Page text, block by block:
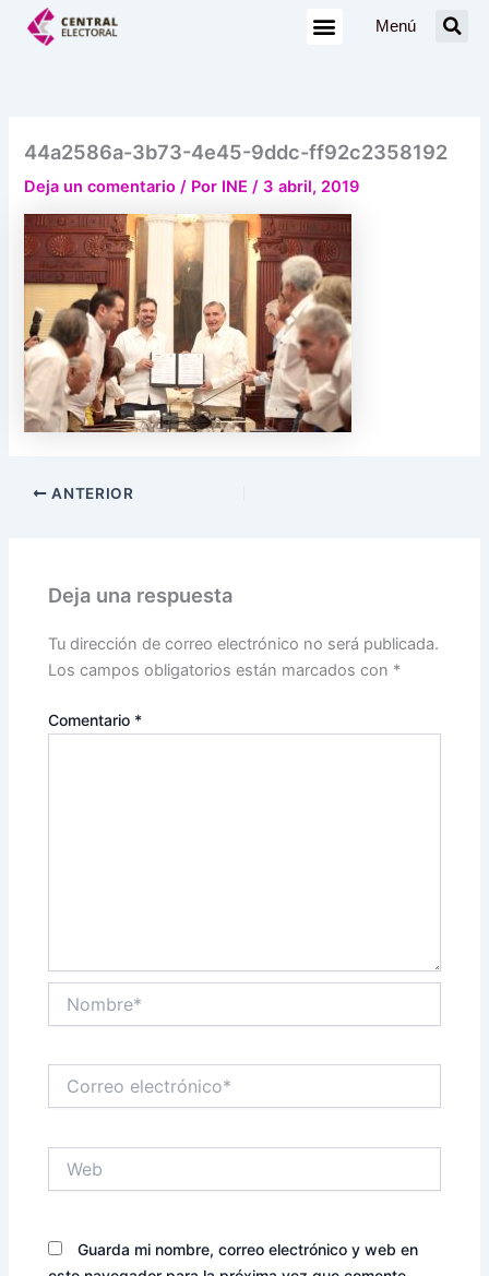
Menú
44a2586a-3b73-4e45-9ddc-ff92c2358192
Deja un comentario / Por INE/ 3 abril, 2019
ANTERIOR
Deja una respuesta
Tu dirección de correo electrónico no será publicada.
Los campos obligatorios están marcados con *
Comentario *
electrónico*
Guarda mi nombre, correo electrónico y web en